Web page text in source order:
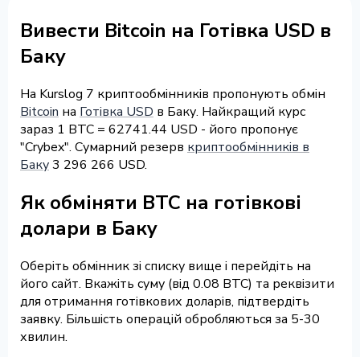
Вивести Bitcoin на Готівка USD в
Баку
На Kurslog 7 криптообмінників пропонують обмін
Bitcoin на Готівка USD в Баку. Найкращий курс
зараз 1 BTC = 62741.44 USD - його пропонує
"Crybex". Сумарний резерв криптообмінників в
Баку3 296 266 USD.
Як обміняти BTC на готівкові
долари в Баку
Оберіть обмінник зі списку вище і перейдіть на
його сайт. Вкажіть суму (від 0.08 BTC) та реквізити
для отримання готівкових доларів, підтвердіть
заявку. Більшість операцій обробляються за 5-30
хвилин.